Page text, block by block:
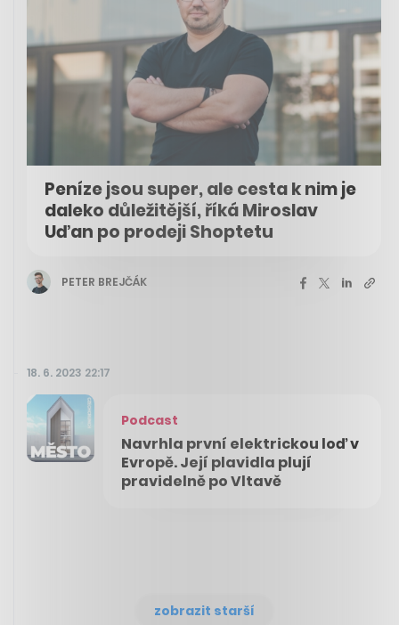
Peníze jsou super, ale cesta k nim je
daleko důležitější, říká Miroslav
Uďan po prodeji Shoptetu
PETER BREJČÁK
18. 6. 2023 22:17
Podcast
Navrhla první elektrickou loď v
Evropě. Její plavidla plují
pravidelně po Vltavě
zobrazit starší